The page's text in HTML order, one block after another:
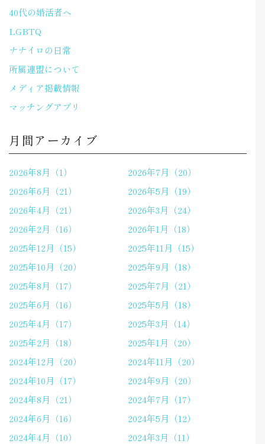
40代の婚活者へ
LGBTQ
ナナイロの日常
所属連盟について
メディア掲載情報
マッチングアプリ
月間アーカイブ
2026年8月（1）
2026年7月（20）
2026年6月（21）
2026年5月（19）
2026年4月（21）
2026年3月（24）
2026年2月（16）
2026年1月（18）
2025年12月（15）
2025年11月（15）
2025年10月（20）
2025年9月（18）
2025年8月（17）
2025年7月（21）
2025年6月（16）
2025年5月（18）
2025年4月（17）
2025年3月（14）
2025年2月（18）
2025年1月（20）
2024年12月（20）
2024年11月（20）
2024年10月（17）
2024年9月（20）
2024年8月（21）
2024年7月（17）
2024年6月（16）
2024年5月（12）
2024年4月（10）
2024年3月（11）